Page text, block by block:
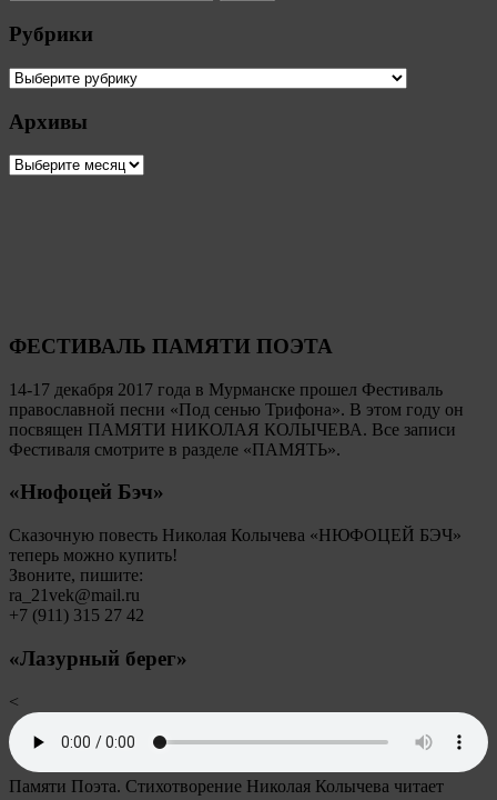
Рубрики
Рубрики
Архивы
Архивы
ФЕСТИВАЛЬ ПАМЯТИ ПОЭТА
14-17 декабря 2017 года в Мурманске прошел Фестиваль
православной песни «Под сенью Трифона». В этом году он
посвящен ПАМЯТИ НИКОЛАЯ КОЛЫЧЕВА. Все записи
Фестиваля смотрите в разделе «ПАМЯТЬ».
«Нюфоцей Бэч»
Сказочную повесть Николая Колычева «НЮФОЦЕЙ БЭЧ»
теперь можно купить!
Звоните, пишите:
ra_21vek@mail.ru
+7 (911) 315 27 42
«Лазурный берег»
<
Памяти Поэта. Стихотворение Николая Колычева читает